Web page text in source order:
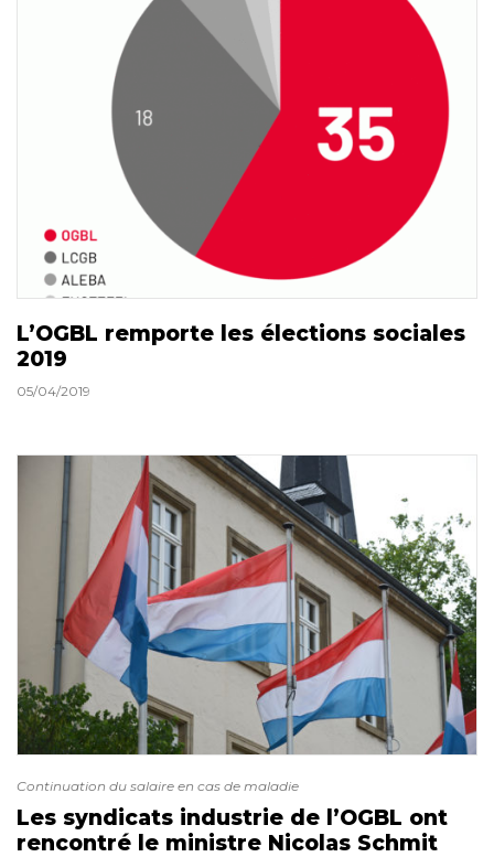
L’OGBL remporte les élections sociales
2019
05/04/2019
Continuation du salaire en cas de maladie
Les syndicats industrie de l’OGBL ont
rencontré le ministre Nicolas Schmit